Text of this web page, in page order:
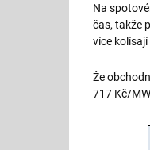
Na
čas, takže
více
Že
717 Kč/